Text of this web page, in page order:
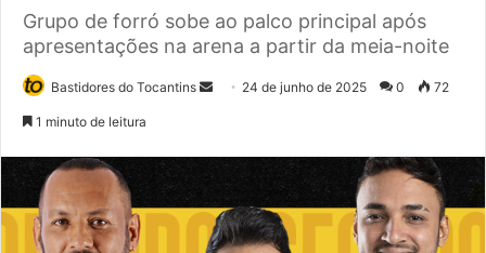
Grupo de forró sobe ao palco principal após
apresentações na arena a partir da meia-noite
Bastidores do Tocantins
u
m
24 de junho de 2025 0 72
1 minuto de leitura